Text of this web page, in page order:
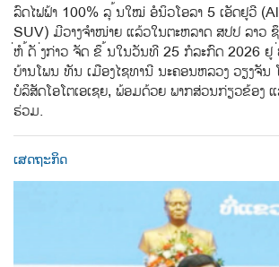
ລົດໄຟຟ້າ 100% ລຸ ້ນໃໝ່ ອໍນິວໂອລາ 5 ເອັດຢູວີ
SUV) ມີວາງຈຳໜ່າຍ ແລ້ວໃນຕະຫລາດ ສປປ ລາວ
ຫໍ ້ດັ ່ງກ່າວ ຈັດ ຂຶ ້ນໃນວັນທີ 25 ກໍລະກົດ 2026 ຢູ
ບ້ານໂພນ ທັນ ເມືອງໄຊທານີ ນະຄອນຫລວງ ວຽງຈັນ
ບໍລິສັດໂອໂຕເອເຊຍ, ພ້ອມດ້ວຍ ພາກສ່ວນກ່ຽວຂ້ອງ
ຮ່ວມ.
ເສດຖະກິດ